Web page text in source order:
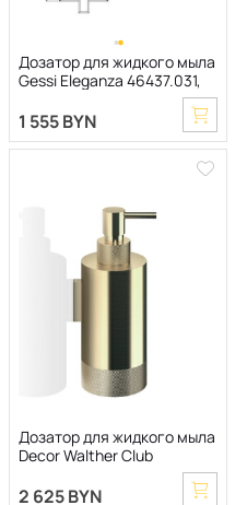
Дозатор для жидкого мыла
Gessi Eleganza 46437.031,
1 555 BYN
Дозатор для жидкого мыла
Decor Walther Club
0855982, золото матовое
2 625 BYN